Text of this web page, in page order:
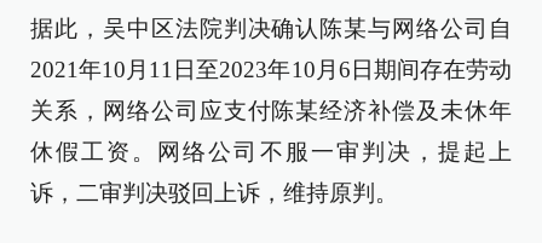
据此，吴中区法院判决确认陈某与网络公司自
2021年10月11日至2023年10月6日期间存在劳动
关系，网络公司应支付陈某经济补偿及未休年
休假工资。网络公司不服一审判决，提起上
诉，二审判决驳回上诉，维持原判。